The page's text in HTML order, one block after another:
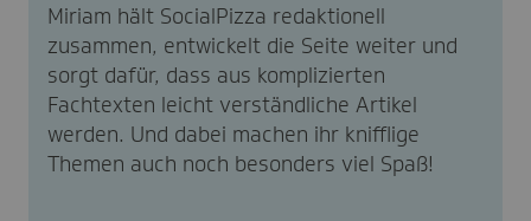
Miriam hält SocialPizza redaktionell
zusammen, entwickelt die Seite weiter und
sorgt dafür, dass aus komplizierten
Fachtexten leicht verständliche Artikel
werden. Und dabei machen ihr knifflige
Themen auch noch besonders viel Spaß!